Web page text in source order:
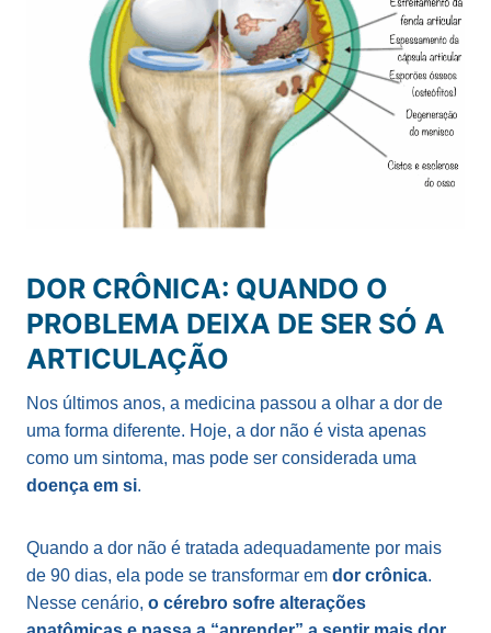
DOR CRÔNICA: QUANDO O
PROBLEMA DEIXA DE SER SÓ A
ARTICULAÇÃO
Nos últimos anos, a medicina passou a olhar a dor de
uma forma diferente. Hoje, a dor não é vista apenas
como um sintoma, mas pode ser considerada uma
doença em si.
Quando a dor não é tratada adequadamente por mais
de 90 dias, ela pode se transformar em dor crônica.
Nesse cenário, o cérebro sofre alterações